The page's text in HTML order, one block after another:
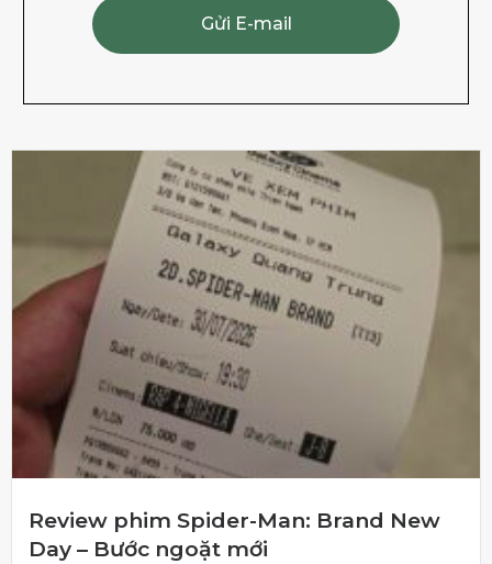
Gửi E-mail
Review phim Spider-Man: Brand New
Day – Bước ngoặt mới